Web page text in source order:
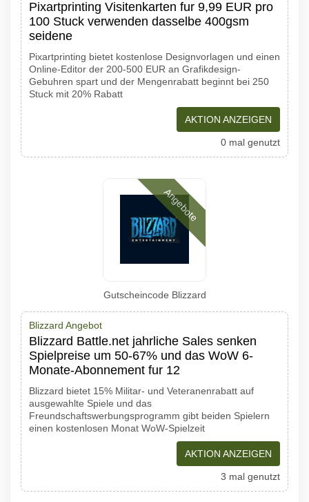
Pixartprinting Visitenkarten fur 9,99 EUR pro
100 Stuck verwenden dasselbe 400gsm
seidene
Pixartprinting bietet kostenlose Designvorlagen und einen
Online-Editor der 200-500 EUR an Grafikdesign-
Gebuhren spart und der Mengenrabatt beginnt bei 250
Stuck mit 20% Rabatt
AKTION ANZEIGEN
0 mal genutzt
Angebote
Gutscheincode Blizzard
Blizzard Angebot
Blizzard Battle.net jahrliche Sales senken
Spielpreise um 50-67% und das WoW 6-
Monate-Abonnement fur 12
Blizzard bietet 15% Militar- und Veteranenrabatt auf
ausgewahlte Spiele und das
Freundschaftswerbungsprogramm gibt beiden Spielern
einen kostenlosen Monat WoW-Spielzeit
AKTION ANZEIGEN
3 mal genutzt